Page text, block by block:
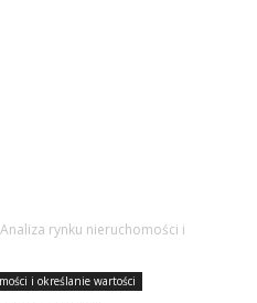
Analiza rynku nieruchomości i
i określanie wartości